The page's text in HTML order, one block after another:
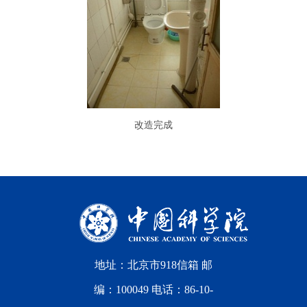
改造完成
地址：北京市918信箱 邮
编：100049 电话：86-10-